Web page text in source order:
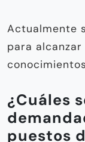
Actualmente
para
¿Cuáles
puestos